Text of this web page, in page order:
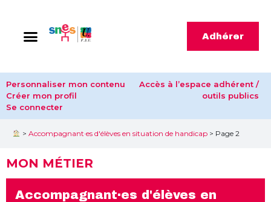
Adhérer
Personnaliser mon contenu
Créer mon profil
Se connecter
Accès à l’espace adhérent /
outils publics
> Accompagnant·es d'élèves en situation de handicap> Page 2
MON MÉTIER
Accompagnant·es d'élèves en